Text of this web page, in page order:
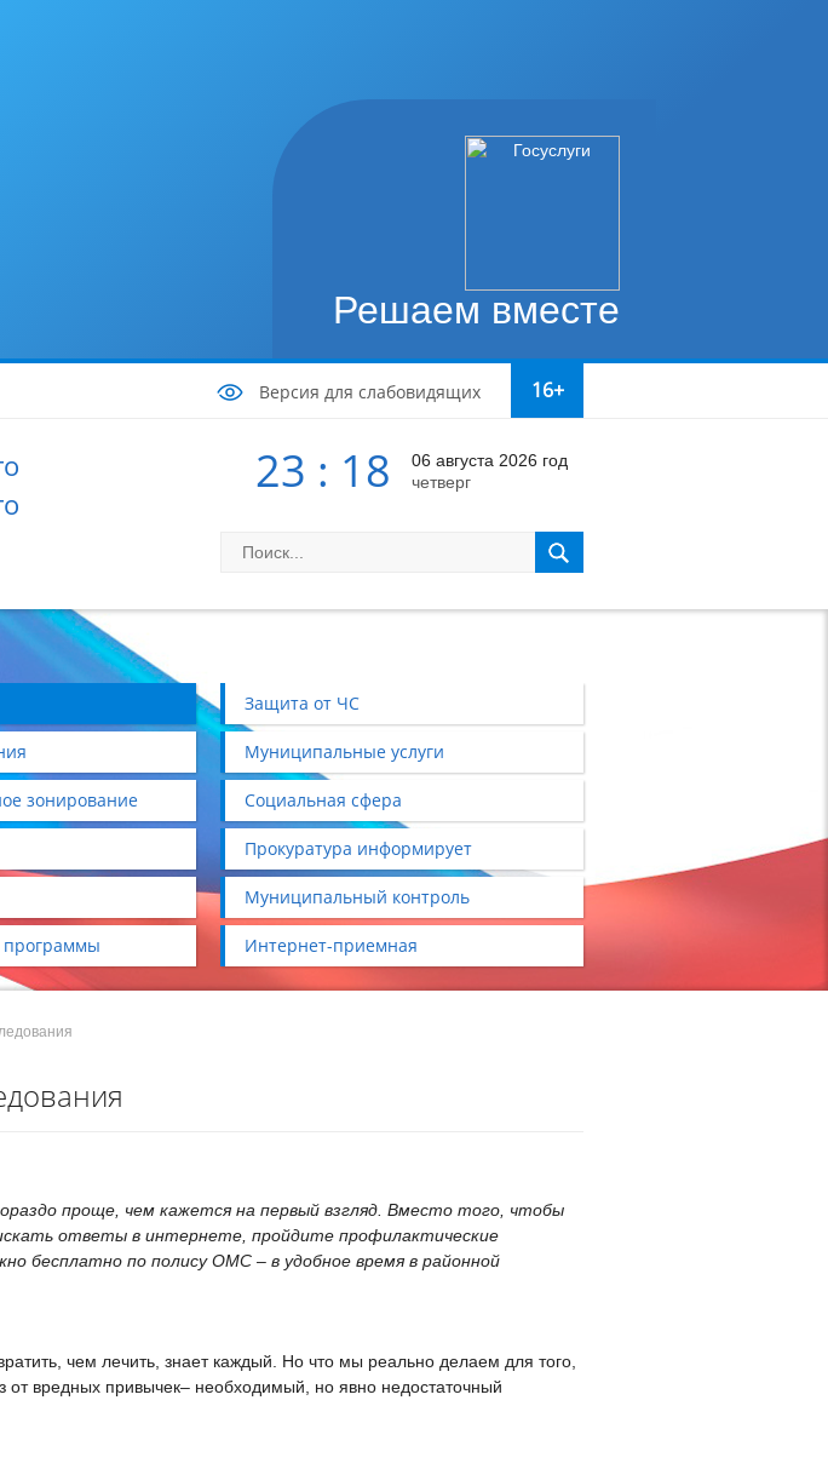
Решаем вместе
Версия для слабовидящих 16+
23 : 18
06 августа 2026 год
четверг
Защита от ЧС
Муниципальные услуги
зонирование Социальная сфера
Прокуратура информирует
Муниципальный контроль
Интернет-приемная
проще, чем кажется на первый взгляд. Вместо того, чтобы
ответы в интернете, пройдите профилактические
бесплатно по полису ОМС – в удобное время в районной
чем лечить, знает каждый. Но что мы реально делаем для того,
от вредных привычек– необходимый, но явно недостаточный